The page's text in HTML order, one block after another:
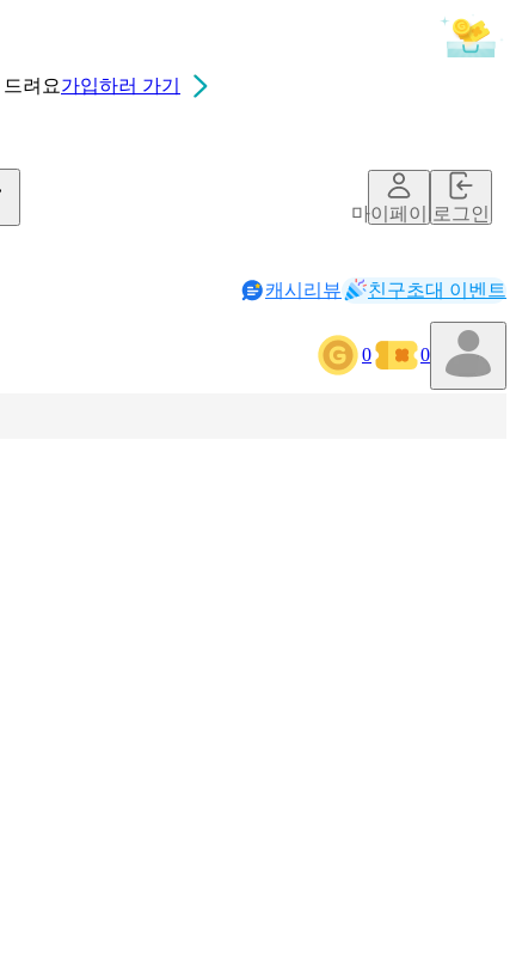
드려요가입하러 가기
마이페이지로그인
캐시리뷰 친구초대 이벤트
0 0